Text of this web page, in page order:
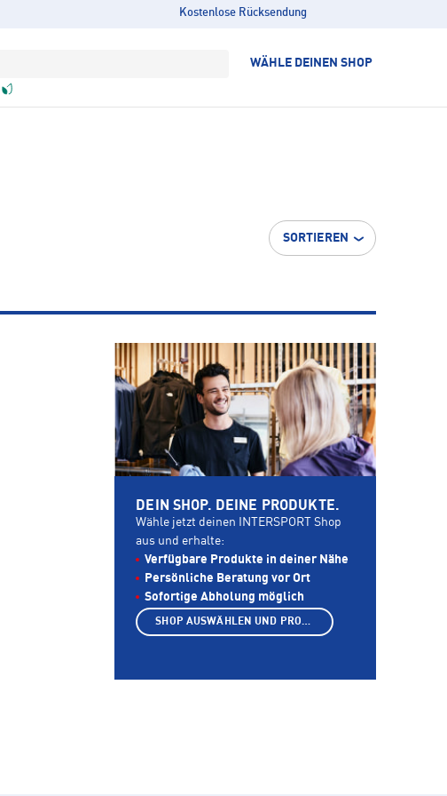
Kostenlose Rücksendung
WÄHLE DEINEN SHOP
SORTIEREN
DEIN SHOP. DEINE PRODUKTE.
Wähle jetzt deinen INTERSPORT Shop
aus und erhalte:
Verfügbare Produkte in deiner Nähe
Persönliche Beratung vor Ort
Sofortige Abholung möglich
SHOP AUSWÄHLEN UND PRODUKTE ANZEIGEN